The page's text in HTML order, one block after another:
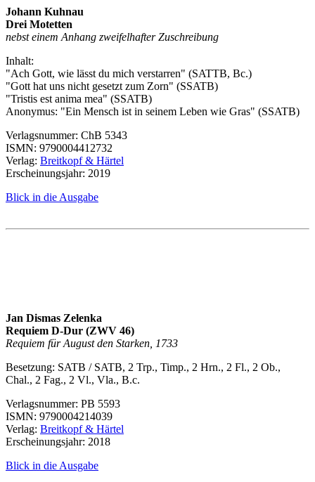
Johann Kuhnau
Drei Motetten
nebst einem Anhang zweifelhafter Zuschreibung
Inhalt:
"Ach Gott, wie lässt du mich verstarren" (SATTB, Bc.)
"Gott hat uns nicht gesetzt zum Zorn" (SSATB)
"Tristis est anima mea" (SSATB)
Anonymus: "Ein Mensch ist in seinem Leben wie Gras" (SSATB)
Verlagsnummer: ChB 5343
ISMN: 9790004412732
Verlag: Breitkopf & Härtel
Erscheinungsjahr: 2019
Blick in die Ausgabe
Jan Dismas Zelenka
Requiem D-Dur (ZWV 46)
Requiem für August den Starken, 1733
Besetzung: SATB / SATB, 2 Trp., Timp., 2 Hrn., 2 Fl., 2 Ob.,
Chal., 2 Fag., 2 Vl., Vla., B.c.
Verlagsnummer: PB 5593
ISMN: 9790004214039
Verlag: Breitkopf & Härtel
Erscheinungsjahr: 2018
Blick in die Ausgabe